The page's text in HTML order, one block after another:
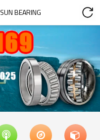
SUN BEARING  المتداول تحمل الصانع